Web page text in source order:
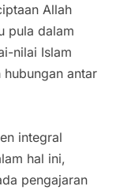
Allah
pula dalam
nilai Islam
antar
integral
hal ini,
pengajaran